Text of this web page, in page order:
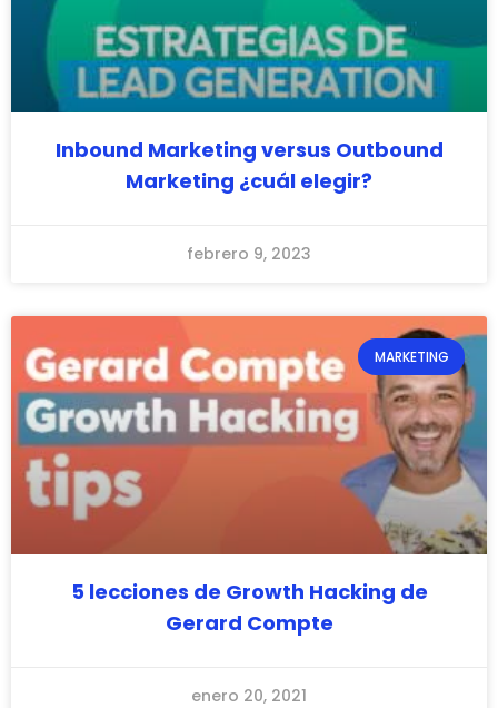
Inbound Marketing versus Outbound
Marketing ¿cuál elegir?
febrero 9, 2023
MARKETING
5 lecciones de Growth Hacking de
Gerard Compte
enero 20, 2021